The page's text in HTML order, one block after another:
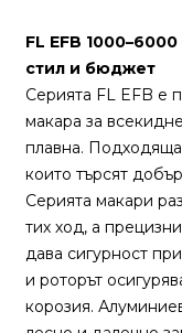
за
риболов
Комплекти
за
риболов
Сонари
FL EFB
стил и бюджет
Серията FL EFB е
макара за
плавна.
които търсят
Серията макари
тих ход, а
дава сигурност
и роторът
корозия.